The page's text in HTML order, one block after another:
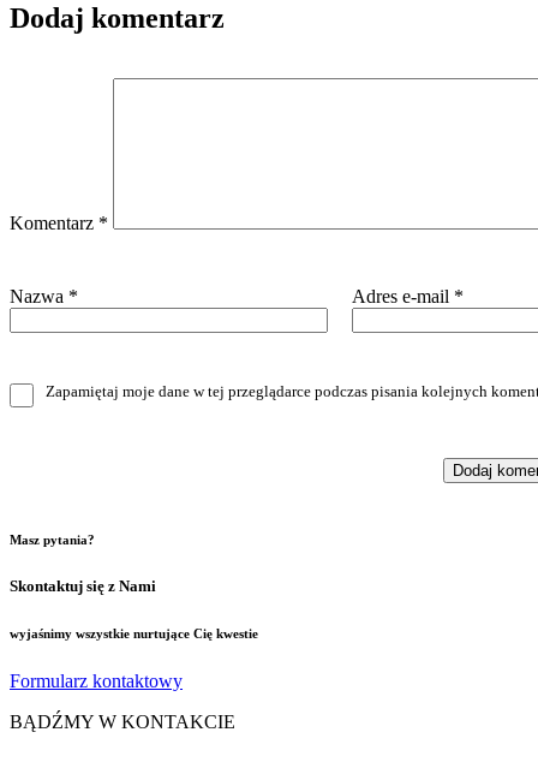
Dodaj komentarz
Komentarz *
Nazwa * Adres e-mail *
Zapamiętaj moje dane w tej przeglądarce podczas pisania kolejnych
Masz pytania?
Skontaktuj się z Nami
wyjaśnimy wszystkie nurtujące Cię kwestie
Formularz kontaktowy
BĄDŹMY W KONTAKCIE